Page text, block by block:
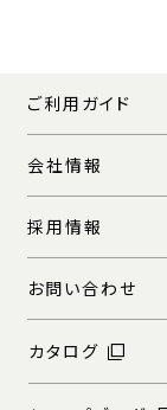
ご利用ガイド
会社情報
採用情報
お問い合わせ
カタログ